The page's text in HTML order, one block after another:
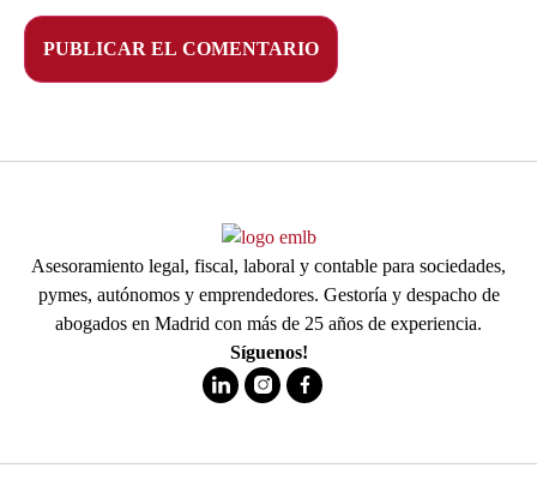
Asesoramiento legal, fiscal, laboral y contable para sociedades,
pymes, autónomos y emprendedores. Gestoría y despacho de
abogados en Madrid con más de 25 años de experiencia.
Síguenos!